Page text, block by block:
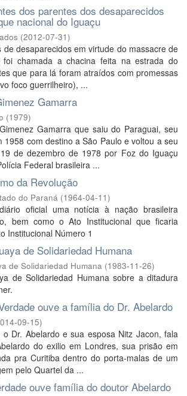
dos parentes dos desaparecidos
nacional do Iguaçu
(2012-07-31)
de desaparecidos em virtude do massacre de
foi chamada a chacina feita na estrada do
que para lá foram atraídos com promessas
foco guerrilheiro), ...
Gamarra
(1979)
Gamarra que saiu do Paraguai, seu
1958 com destino a São Paulo e voltou a seu
de dezembro de 1978 por Foz do Iguaçu
Federal brasileira ...
da Revolução
do Paraná (1964-04-11)
oficial uma notícia à nação brasileira
bem como o Ato Institucional que ficaria
Institucional Número 1
de Solidariedad Humana
de Solidariedad Humana (1983-11-26)
de Solidariedad Humana sobre a ditadura
ouve a família do Dr. Abelardo
09-15)
o Dr. Abelardo e sua esposa Nitz Jacon, fala
do exilio em Londres, sua prisão em
pra Curitiba dentro do porta-malas de um
pelo Quartel da ...
ouve família do doutor Abelardo